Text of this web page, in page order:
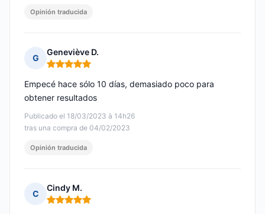
Opinión traducida
G
Geneviève D.
Nota: 5 de 5
Publicado el 18/03/2023 à 14h26
tras una compra de 04/02/2023
Empecé hace sólo 10 días, demasiado poco para
obtener resultados
Opinión traducida
C
Cindy M.
Nota: 5 de 5